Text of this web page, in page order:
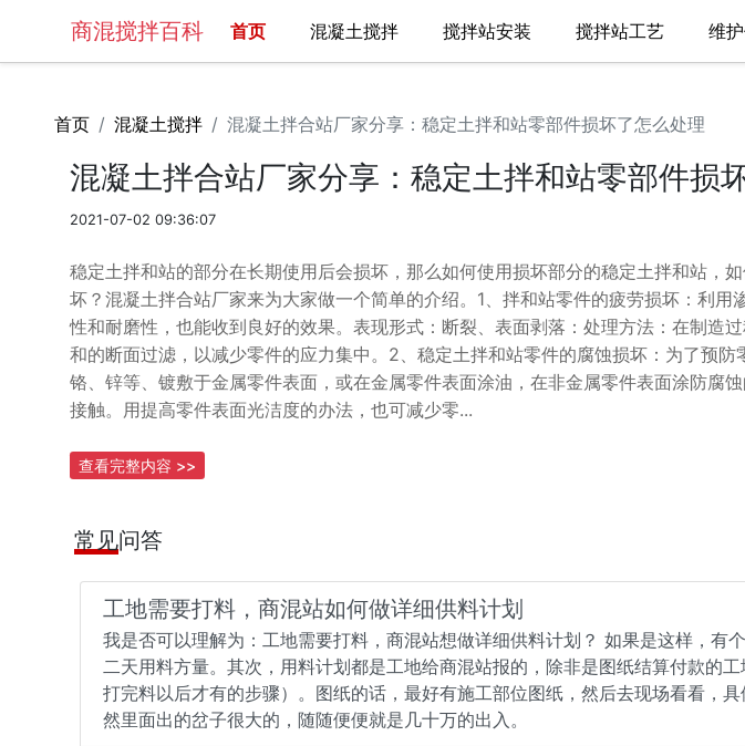
商混搅拌百科 首页 (current)混凝土搅拌 搅拌站安装 搅拌站工艺 维
首页 混凝土搅拌 混凝土拌合站厂家分享：稳定土拌和站零部件损坏了怎么处理
混凝土拌合站厂家分享：稳定土拌和站零部件损
2021-07-02 09:36:07
稳定土拌和站的部分在长期使用后会损坏，那么如何使用损坏部分的稳定土拌和站，
坏？混凝土拌合站厂家来为大家做一个简单的介绍。1、拌和站零件的疲劳损坏：利用
性和耐磨性，也能收到良好的效果。表现形式：断裂、表面剥落：处理方法：在制造
和的断面过滤，以减少零件的应力集中。2、稳定土拌和站零件的腐蚀损坏：为了预防
铬、锌等、镀敷于金属零件表面，或在金属零件表面涂油，在非金属零件表面涂防腐
接触。用提高零件表面光洁度的办法，也可减少零...
查看完整内容 >>
常见问答
工地需要打料，商混站如何做详细供料计划
我是否可以理解为：工地需要打料，商混站想做详细供料计划？ 如果是这样，有
二天用料方量。其次，用料计划都是工地给商混站报的，除非是图纸结算付款的
打完料以后才有的步骤）。图纸的话，最好有施工部位图纸，然后去现场看看，
然里面出的岔子很大的，随随便便就是几十万的出入。